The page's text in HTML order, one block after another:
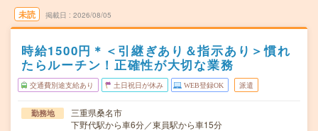
未読 掲載日 2026/08/05
時給1500円＊＜引継ぎあり＆指示あり＞慣れ
たらルーチン！正確性が大切な業務
交通費別途支給あり 土日祝日が休み WEB登録OK 派遣
勤務地
三重県桑名市
下野代駅から車6分／東員駅から車15分